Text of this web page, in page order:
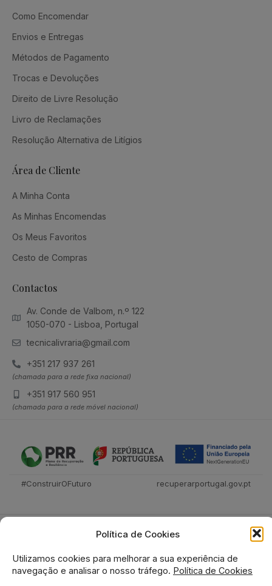
Política de Cookies
Utilizamos cookies para melhorar a sua experiência de
navegação e analisar o nosso tráfego. Política de Cookies
Como Encomendar
Envios e Entregas
Métodos de Pagamento
Trocas e Devoluções
Direito de Livre Resolução
Livro de Reclamações
Resolução Alternativa de Litígios
Área de Cliente
A Minha Conta
As Minhas Encomendas
Os Meus Favoritos
Cesto de Compras
Contactos
Av. Conde de Valbom, n.º 122
1050-070 - Lisboa, Portugal
tecnicalivraria@gmail.com
+351 217 937 261
(chamada para a rede fixa nacional)
+351 917 560 951
(chamada para a rede móvel nacional)
#ConstruirOFuturo recuperarportugal.gov.pt